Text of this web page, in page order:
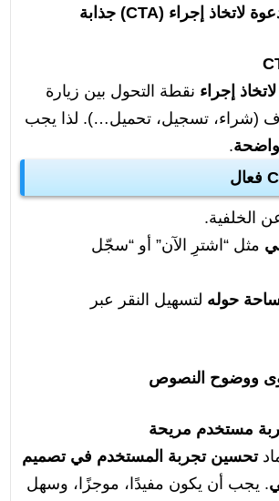
إجراء نقطة التحول بين زيارة
(شراء، تسجيل، تحميل…). لذا يجب
.
الخلفية.
مثل “اشترِ الآن” أو “سجّل
حوله لتسهيل النقر عبر
مستخدم مريحة
تحسين تجربة المستخدم في تصميم
. يجب أن يكون مفيدًا، موجزًا، وسهل